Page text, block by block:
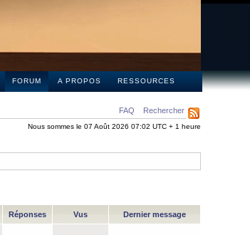
FORUM A PROPOS RESSOURCES
FAQ Rechercher
Nous sommes le 07 Août 2026 07:02 UTC + 1 heure
Réponses Vus Dernier message